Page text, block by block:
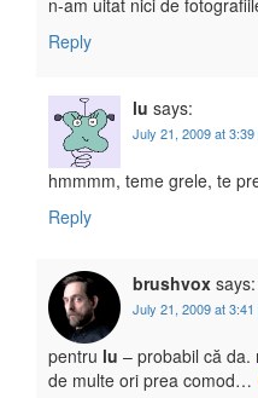
n-am uitat nici de
Reply
lu says:
July 21, 2009 at 3:39
hmmmm, teme grele, te
Reply
brushvox says:
July 21, 2009 at 3:41
pentru lu – probabil că da.
de multe ori prea comod…